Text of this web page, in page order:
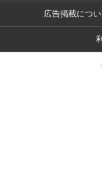
広告掲載につ